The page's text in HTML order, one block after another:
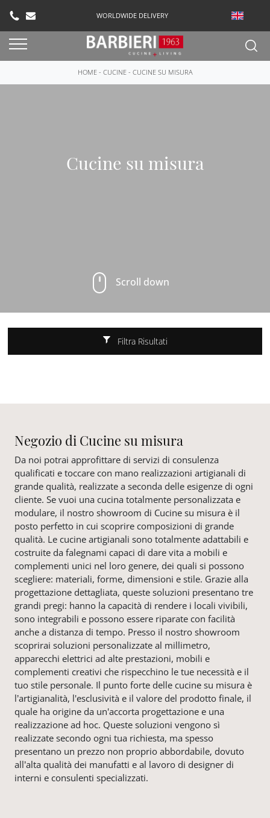
WORLDWIDE DELIVERY
HOME- CUCINE - CUCINE SU MISURA
Cucine su misura
Scroll down
Filtra Risultati
Negozio di Cucine su misura
Da noi potrai approfittare di servizi di consulenza
qualificati e toccare con mano realizzazioni artigianali di
grande qualità, realizzate a seconda delle esigenze di ogni
cliente. Se vuoi una cucina totalmente personalizzata e
modulare, il nostro showroom di Cucine su misura è il
posto perfetto in cui scoprire composizioni di grande
qualità. Le cucine artigianali sono totalmente adattabili e
costruite da falegnami capaci di dare vita a mobili e
complementi unici nel loro genere, dei quali si possono
scegliere: materiali, forme, dimensioni e stile. Grazie alla
progettazione dettagliata, queste soluzioni presentano tre
grandi pregi: hanno la capacità di rendere i locali vivibili,
sono integrabili e possono essere riparate con facilità
anche a distanza di tempo. Presso il nostro showroom
scoprirai soluzioni personalizzate al millimetro,
apparecchi elettrici ad alte prestazioni, mobili e
complementi creativi che rispecchino le tue necessità e il
tuo stile personale. Il punto forte delle cucine su misura è
l’artigianalità, l'esclusività e il valore del prodotto finale, il
quale ha origine da un'accorta progettazione e una
realizzazione ad hoc. Queste soluzioni vengono sì
realizzate secondo ogni tua richiesta, ma spesso
presentano un prezzo non proprio abbordabile, dovuto
all’alta qualità dei manufatti e al lavoro di designer di
interni e consulenti specializzati.